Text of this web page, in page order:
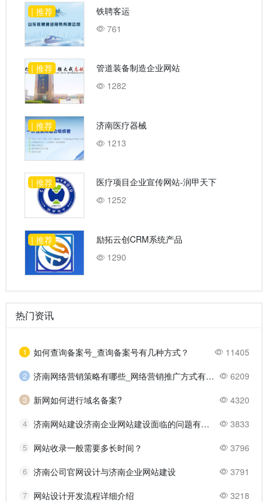
| 推荐
铁聘客运
761
| 推荐
管道装备制造企业网站
1282
| 推荐
济南医疗器械
1213
| 推荐
医疗项目企业宣传网站-润甲天下
1252
| 推荐
励拓云创CRM系统产品
1290
热门资讯
1 11405
如何查询备案号_查询备案号有几种方式？
2 6209
济南网络营销策略有哪些_网络营销推广方式有哪些？
3 4320
新网如何进行域名备案?
4 3833
济南网站建设济南企业网站建设面临的问题有哪些？
5 3796
网站收录一般需要多长时间？
6 3791
济南公司官网设计与济南企业网站建设
7 3218
网站设计开发流程详细介绍